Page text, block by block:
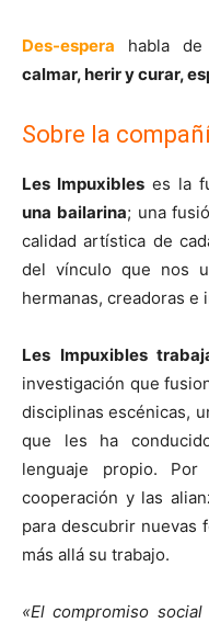
Des-espera habla de
calmar, herir y curar,
Sobre la
Les Impuxibles es la
una bailarina; una
calidad artística de
del vínculo que nos
hermanas, creadoras e
Les Impuxibles
investigación que
disciplinas escénicas,
que les ha
lenguaje propio.
cooperación y las
para descubrir nuevas
más allá su trabajo.
«El compromiso